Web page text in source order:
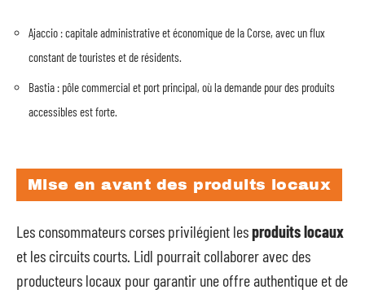
Ajaccio : capitale administrative et économique de la Corse, avec un flux
constant de touristes et de résidents.
Bastia : pôle commercial et port principal, où la demande pour des produits
accessibles est forte.
Mise en avant des produits locaux
Les consommateurs corses privilégient lesproduits locaux
et les circuits courts. Lidl pourrait collaborer avec des
producteurs locaux pour garantir une offre authentique et de